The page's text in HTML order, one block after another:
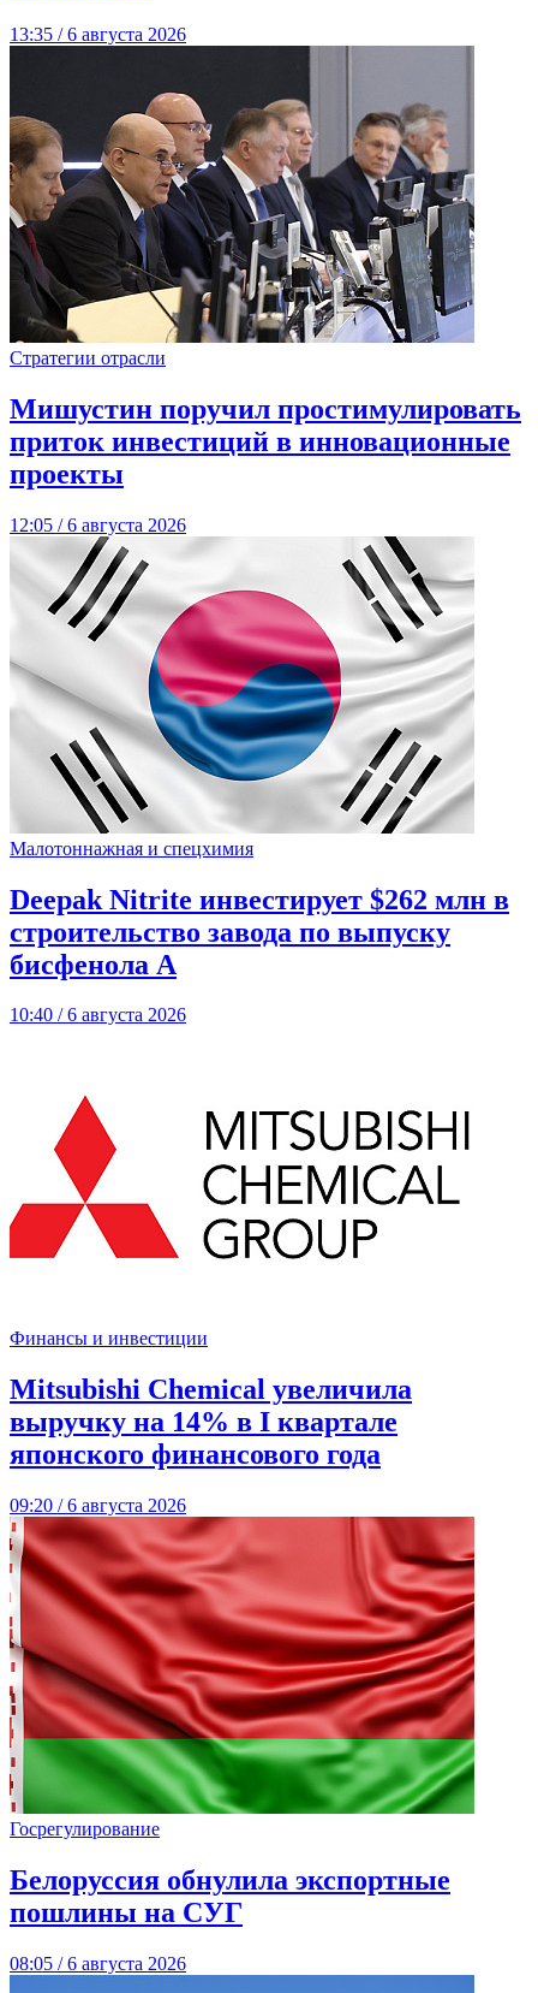
13:35 / 6 августа 2026
Стратегии отрасли
Мишустин поручил простимулировать
приток инвестиций в инновационные
проекты
12:05 / 6 августа 2026
Малотоннажная и спецхимия
Deepak Nitrite инвестирует $262 млн в
строительство завода по выпуску
бисфенола А
10:40 / 6 августа 2026
Финансы и инвестиции
Mitsubishi Chemical увеличила
выручку на 14% в I квартале
японского финансового года
09:20 / 6 августа 2026
Госрегулирование
Белоруссия обнулила экспортные
пошлины на СУГ
08:05 / 6 августа 2026